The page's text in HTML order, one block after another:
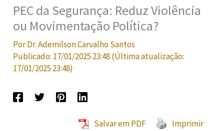
PEC da Segurança: Reduz Violência
ou Movimentação Política?
PorDr. Ademilson Carvalho Santos
Publicado: 17/01/2025 23:48(Última atualização:
17/01/2025 23:48)
Salvar em PDF
Imprimir